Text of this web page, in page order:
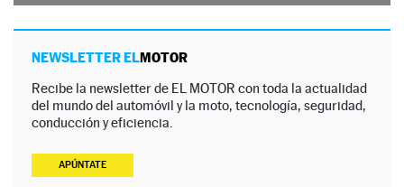
NEWSLETTER ELMOTOR
Recibe la newsletter de EL MOTOR con toda la actualidad
del mundo del automóvil y la moto, tecnología, seguridad,
conducción y eficiencia.
APÚNTATE